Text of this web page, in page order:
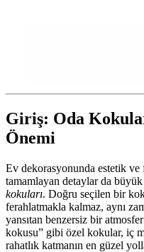
Giriş: Oda
Önemi
Ev dekorasyonunda estetik
tamamlayan detaylar da
kokuları. Doğru seçilen bir
ferahlatmakla kalmaz, aynı
yansıtan benzersiz bir
kokusu” gibi özel kokular, iç
rahatlık katmanın en güzel